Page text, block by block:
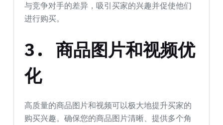
与竞争对手的差异，吸引买家的兴趣并促使他们
进行购买。
3.商品图片和视频优
化
高质量的商品图片和视频可以极大地提升买家的
购买兴趣。确保您的商品图片清晰、提供多个角